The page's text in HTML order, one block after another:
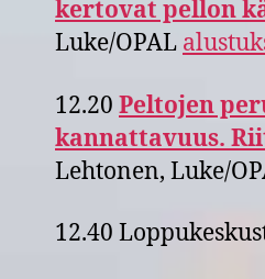
kertovat pellon
Luke/OPAL
12.20 Peltojen
kannattavuus.
Lehtonen, Luke/
12.40